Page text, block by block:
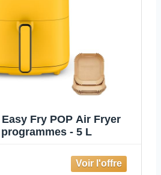
Fry POP Air Fryer
- 5 L